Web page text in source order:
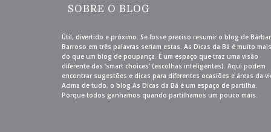
SOBRE O BLOG
Útil, divertido e próximo. Se fosse preciso resumir o blog de
Barroso em três palavras seriam estas. As Dicas da Bá é muito mais
do que um blog de poupança. É um espaço que traz uma visão
diferente das ‘smart choices’ (escolhas inteligentes). Aqui podem
encontrar sugestões e dicas para diferentes ocasiões e áreas da
Acima de tudo, o blog As Dicas da Bá é um espaço de partilha.
Porque todos ganhamos quando partilhamos um pouco mais.